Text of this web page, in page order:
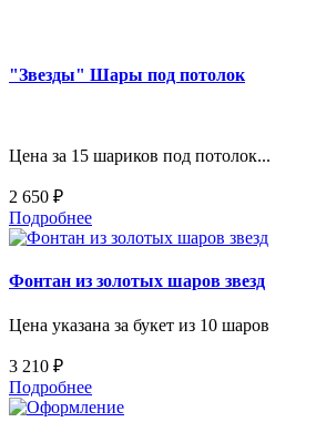
"Звезды" Шары под потолок
Цена за 15 шариков под потолок...
2 650 ₽
Подробнее
Фонтан из золотых шаров звезд
Цена указана за букет из 10 шаров
3 210 ₽
Подробнее